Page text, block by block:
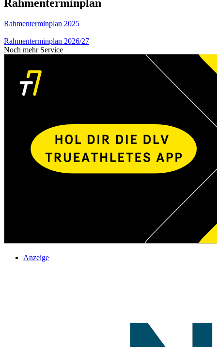
Rahmenterminplan
Rahmenterminplan 2025
Rahmenterminplan 2026/27
Noch mehr Service
Anzeige